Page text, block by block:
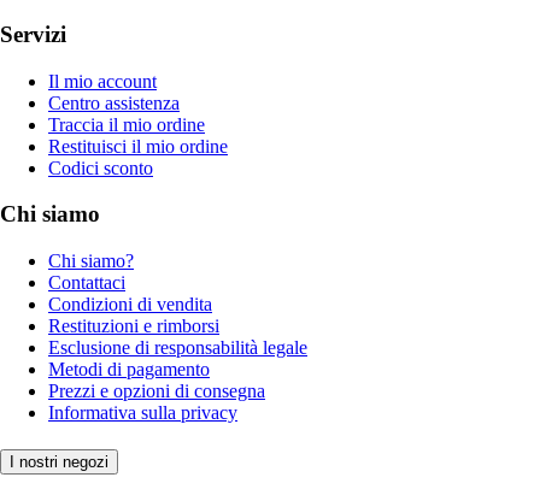
Servizi
Il mio account
Centro assistenza
Traccia il mio ordine
Restituisci il mio ordine
Codici sconto
Chi siamo
Chi siamo?
Contattaci
Condizioni di vendita
Restituzioni e rimborsi
Esclusione di responsabilità legale
Metodi di pagamento
Prezzi e opzioni di consegna
Informativa sulla privacy
I nostri negozi